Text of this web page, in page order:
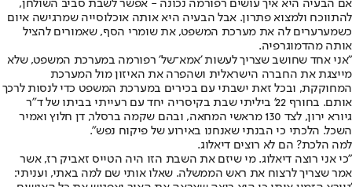
אם הבעיה היא איך עושים רפורמה נכונה - אפשר לשבת סביב השולחן,
להתווכח ולמצוא פתרון. אבל הבעיה היא אותה אוכלוסייה שמרגישה איום
כשמערערים לה את מערכת המשפט, את שומרי הסף, שאמורים להציל
אותה מהדמוגרפיה.
"אני אחד שחושב שצריך לעשות 'אמא־של' רפורמה במערכת המשפט, שלא
מייצגת את החברה הישראלית ושהפרה את האיזון מול המערכת
המחוקקת, ובכל זאת ישבתי עם בכירים במערכת המשפט כדי לנסות לרכך
אותם. בחורף 22' ביליתי שבת בקיסריה יחד עם רעייתי בביתו של ד"ר
גיורא ירון, לצד 130 מראשי המחאה, ובהם שקמה ברסלר, דן חלוץ ואמיר
השכל. הלכתי כי הבנתי שאנחנו באירוע של פיקוח נפש".
למה הלכת? הם לא רוצים דיאלוג.
"כי אני רוצה דיאלוג. מי שיזם את השבת הזו היה הטייס זאביק רז, אשר
אמר שצריך לרצוח את ראש הממשלה. שאלו אותי שם למה באתי, ועניתי: